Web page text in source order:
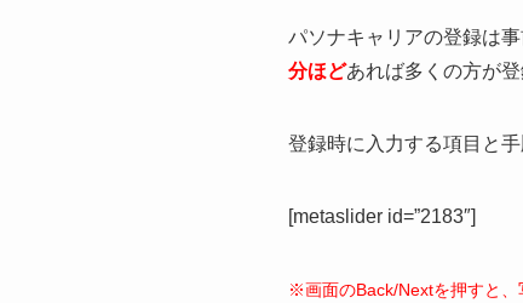
パソナキャリアの登録は
分ほどあれば多くの方が
登録時に入力する項目と
[metaslider id=”2183″]
※画面のBack/Nextを押すと、